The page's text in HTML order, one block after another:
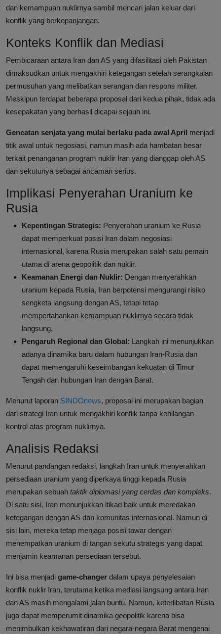
dan kemampuan nuklirnya sambil mencari jalan keluar dari
konflik yang berkepanjangan.
Konteks Konflik dan Mediasi
Pembicaraan antara Iran dan AS yang difasilitasi oleh Pakistan
dimaksudkan untuk mengakhiri ketegangan setelah serangkaian
permusuhan yang melibatkan serangan dan respons militer.
Meskipun terdapat beberapa proposal dari kedua pihak, tidak ada
kesepakatan yang berhasil dicapai sejauh ini.
Gencatan senjata yang mulai berlaku pada awal April menjadi
titik awal untuk negosiasi, namun masih ada hambatan besar
terkait penanganan program nuklir Iran yang dianggap oleh AS
dan sekutunya sebagai ancaman serius.
Implikasi Penyerahan Uranium ke
Rusia
Kepentingan Strategis: Penyerahan uranium ke Rusia
dapat memperkuat posisi Iran dalam negosiasi
internasional, karena Rusia merupakan salah satu pemain
utama di arena geopolitik dan nuklir.
Keamanan Energi dan Nuklir: Dengan menyerahkan
uranium kepada Rusia, Iran berpotensi mengurangi risiko
sengketa langsung dengan AS, tetapi tetap
mempertahankan kemampuan nuklirnya secara tidak
langsung.
Pengaruh Regional dan Global: Langkah ini menunjukkan
adanya dinamika baru dalam hubungan Iran-Rusia dan
dapat memengaruhi keseimbangan kekuatan di Timur
Tengah dan hubungan Iran dengan Barat.
Menurut laporan SINDOnews, proposal ini merupakan bagian
dari strategi Iran untuk mengakhiri konflik tanpa kehilangan
kontrol atas program nuklirnya.
Analisis Redaksi
Menurut pandangan redaksi, langkah Iran untuk menyerahkan
persediaan uranium yang diperkaya tinggi kepada Rusia
merupakan sebuah taktik diplomasi yang cerdas dan kompleks.
Di satu sisi, Iran menunjukkan itikad baik untuk meredakan
ketegangan dengan AS dan komunitas internasional. Namun di
sisi lain, mereka tetap menjaga posisi tawar dengan
menempatkan uranium di tangan sekutu strategis yang dapat
menjamin keamanan persediaan tersebut.
Ini bisa menjadi game-changer dalam upaya penyelesaian
konflik nuklir Iran, terutama ketika mediasi langsung antara Iran
dan AS masih mengalami jalan buntu. Namun, keterlibatan Rusia
juga dapat memperumit dinamika geopolitik karena bisa
menimbulkan kekhawatiran dari negara-negara Barat mengenai